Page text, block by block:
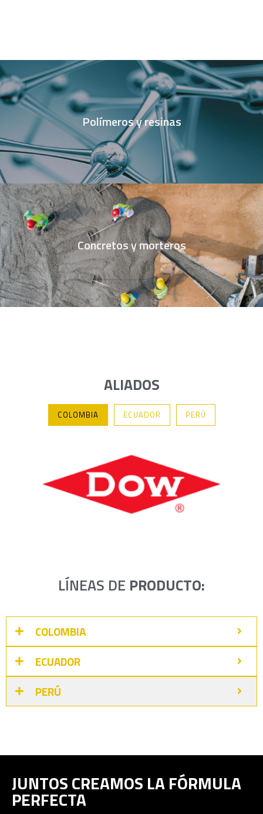
Polímeros y resinas
Concretos y morteros
ALIADOS
COLOMBIA ECUADOR PERÚ
LÍNEAS DE PRODUCTO:
COLOMBIA
ECUADOR
PERÚ
JUNTOS CREAMOS LA FÓRMULA
PERFECTA